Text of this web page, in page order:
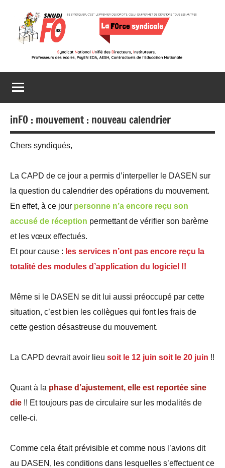
contenu
Snudi
FO
48
c’est
le
premier
droits,
permet
de
défendre
les
autres
!
inFO : mouvement : nouveau calendrier
Chers syndiqués,
La CAPD de ce jour a permis d’interpeller le DASEN sur
la question du calendrier des opérations du mouvement.
En effet, à ce jour personne n’a encore reçu son
accusé de réception permettant de vérifier son barème
et les vœux effectués.
Et pour cause : les services n’ont pas encore reçu la
totalité des modules d’application du logiciel !!
Même si le DASEN se dit lui aussi préoccupé par cette
situation, c’est bien les collègues qui font les frais de
cette gestion désastreuse du mouvement.
La CAPD devrait avoir lieu soit le 12 juin soit le 20 juin !!
Quant à la phase d’ajustement, elle est reportée sine
die !! Et toujours pas de circulaire sur les modalités de
celle-ci.
Comme cela était prévisible et comme nous l’avions dit
au DASEN, les conditions dans lesquelles s’effectuent ce